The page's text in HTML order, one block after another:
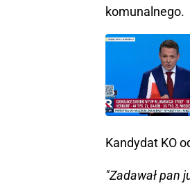
komunalnego.
Kandydat KO
"Zadawał pan